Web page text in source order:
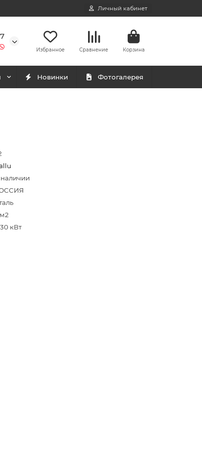
Личный кабинет
Избранное Сравнение Корзина
Новинки Фотогалерея
кВт